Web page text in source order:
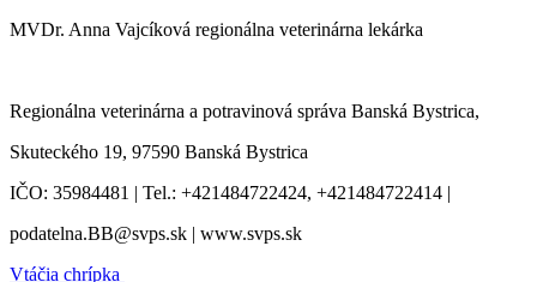
MVDr. Anna Vajcíková regionálna veterinárna lekárka
Regionálna veterinárna a potravinová správa Banská Bystrica,
Skuteckého 19, 97590 Banská Bystrica
IČO: 35984481 | Tel.: +421484722424, +421484722414 |
podatelna.BB@svps.sk | www.svps.sk
Vtáčia chrípka